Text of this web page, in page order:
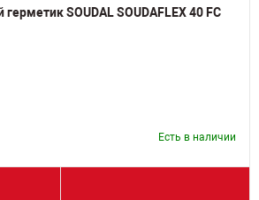
SOUDAL SOUDAFLEX 40 FC
Есть в наличии